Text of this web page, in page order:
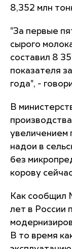
8,352 млн
"За первые
сырого
составил 8
показателя
года", -
В
увеличением
надои в
без
корову
Как сообщил
лет в России
В то время